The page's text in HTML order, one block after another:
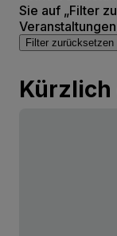
Sie auf „Filter
Filter zurücksetzen
Kürzlich